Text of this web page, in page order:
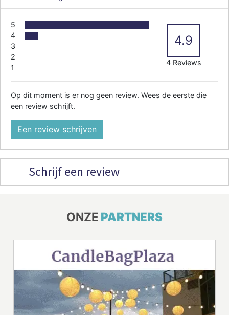
5
4
3
2
1
4.9
4 Reviews
Op dit moment is er nog geen review. Wees de eerste die
een review schrijft.
Een review schrijven
Schrijf een review
ONZE PARTNERS